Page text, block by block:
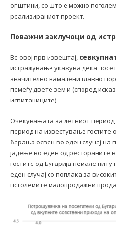
општини, со што е можно
реализираниот проект.
Поважни заклучоци од
Во овој прв извештај,
истражување укажува дека
значително намалени главно
помеѓу двете земји (според
испитаниците).
Очекувањата за летниот период
период на известување гостите
барања освен во еден случај на
јадење во еден од рестораните
гостите од Бугарија немале
еден случај со поплака за
поголемите малопродажни